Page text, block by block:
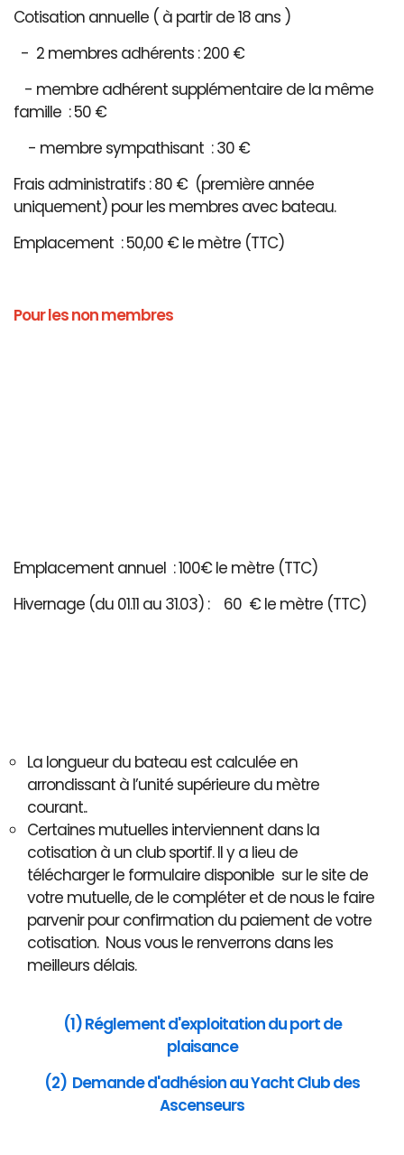
Cotisation annuelle ( à partir de 18 ans )
- 2 membres adhérents : 200 €
- membre adhérent supplémentaire de la même
famille : 50 €
- membre sympathisant : 30 €
Frais administratifs : 80 € (première année
uniquement) pour les membres avec bateau.
Emplacement : 50,00 € le mètre (TTC)
Pour les non membres
Emplacement annuel : 100€ le mètre (TTC)
Hivernage (du 01.11 au 31.03) : 60 € le mètre (TTC)
La longueur du bateau est calculée en
arrondissant à l’unité supérieure du mètre
courant..
Certaines mutuelles interviennent dans la
cotisation à un club sportif. Il y a lieu de
télécharger le formulaire disponible sur le site de
votre mutuelle, de le compléter et de nous le faire
parvenir pour confirmation du paiement de votre
cotisation. Nous vous le renverrons dans les
meilleurs délais.
(1) Réglement d'exploitation du port de
plaisance
(2) Demande d'adhésion au Yacht Club des
Ascenseurs